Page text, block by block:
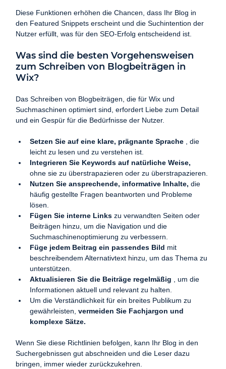
Diese Funktionen erhöhen die Chancen, dass Ihr Blog in
den Featured Snippets erscheint und die Suchintention der
Nutzer erfüllt, was für den SEO-Erfolg entscheidend ist.
Was sind die besten Vorgehensweisen
zum Schreiben von Blogbeiträgen in
Wix?
Das Schreiben von Blogbeiträgen, die für Wix und
Suchmaschinen optimiert sind, erfordert Liebe zum Detail
und ein Gespür für die Bedürfnisse der Nutzer.
Setzen Sie auf eine klare, prägnante Sprache , die
leicht zu lesen und zu verstehen ist.
Integrieren Sie Keywords auf natürliche Weise,
ohne sie zu überstrapazieren oder zu überstrapazieren.
Nutzen Sie ansprechende, informative Inhalte, die
häufig gestellte Fragen beantworten und Probleme
lösen.
Fügen Sie interne Links zu verwandten Seiten oder
Beiträgen hinzu, um die Navigation und die
Suchmaschinenoptimierung zu verbessern.
Füge jedem Beitrag ein passendes Bild mit
beschreibendem Alternativtext hinzu, um das Thema zu
unterstützen.
Aktualisieren Sie die Beiträge regelmäßig , um die
Informationen aktuell und relevant zu halten.
Um die Verständlichkeit für ein breites Publikum zu
gewährleisten, vermeiden Sie Fachjargon und
komplexe Sätze.
Wenn Sie diese Richtlinien befolgen, kann Ihr Blog in den
Suchergebnissen gut abschneiden und die Leser dazu
bringen, immer wieder zurückzukehren.